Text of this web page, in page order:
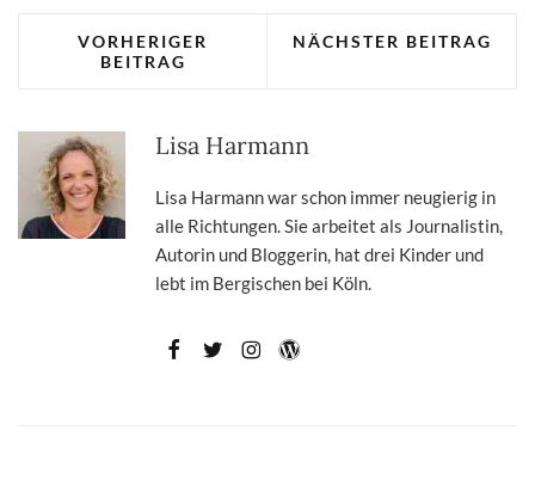
VORHERIGER
BEITRAG
NÄCHSTER BEITRAG
Lisa Harmann
Lisa Harmann war schon immer neugierig in
alle Richtungen. Sie arbeitet als Journalistin,
Autorin und Bloggerin, hat drei Kinder und
lebt im Bergischen bei Köln.